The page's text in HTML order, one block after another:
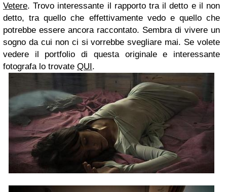
Vetere. Trovo interessante il rapporto tra il detto e il non
detto, tra quello che effettivamente vedo e quello che
potrebbe essere ancora raccontato. Sembra di vivere un
sogno da cui non ci si vorrebbe svegliare mai. Se volete
vedere il portfolio di questa originale e interessante
fotografa lo trovate QUI.